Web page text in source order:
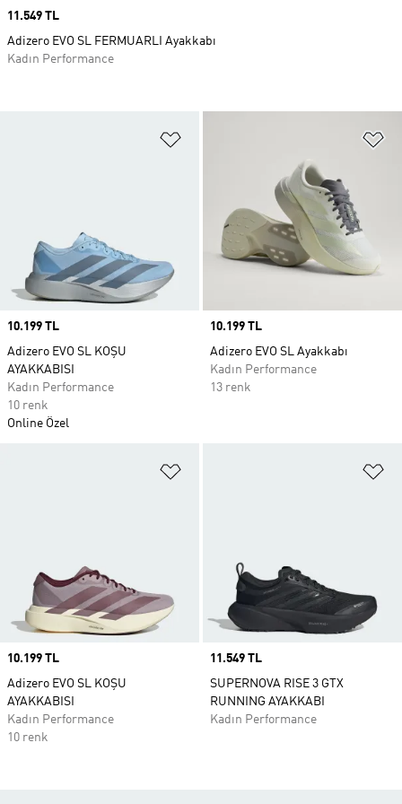
Price
10.199 TL
Adizero EVO SL KOŞU
AYAKKABISI
Kadın Performance
10 renk
Online Özel
Price
10.199 TL
Adizero EVO SL Ayakkabı
Kadın Performance
13 renk
Price
10.199 TL
Adizero EVO SL KOŞU
AYAKKABISI
Kadın Performance
10 renk
Price
11.549 TL
SUPERNOVA RISE 3 GTX
RUNNING AYAKKABI
Kadın Performance
Price
11.549 TL
Adizero EVO SL FERMUARLI Ayakkabı
Kadın Performance